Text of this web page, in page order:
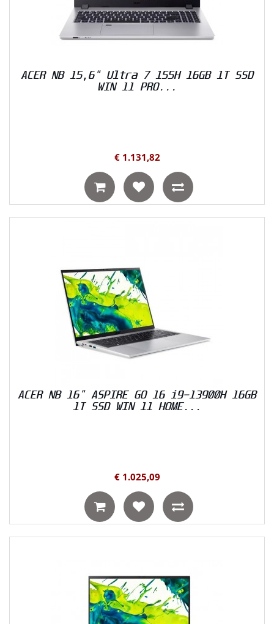
ACER NB 15,6" Ultra 7 155H 16GB 1T SSD
WIN 11 PRO...
€ 1.131,82
ACER NB 16" ASPIRE GO 16 i9-13900H 16GB
1T SSD WIN 11 HOME...
€ 1.025,09